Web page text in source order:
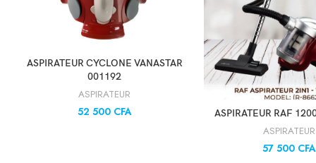
AJOUTER AU PANIER
ASPIRATEUR CYCLONE VANASTAR
001192
ASPIRATEUR
52 500 CFA AJOUTER AU
ASPIRATEUR RAF
ASPIRATEUR
57 500 CFA